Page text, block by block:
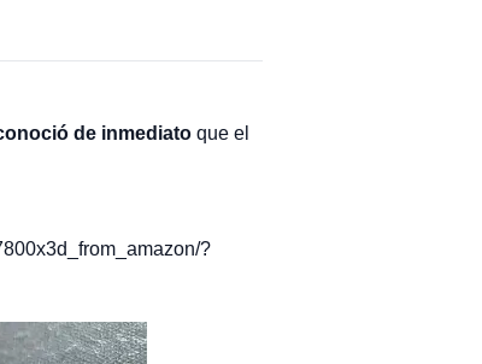
de inmediato que el
?